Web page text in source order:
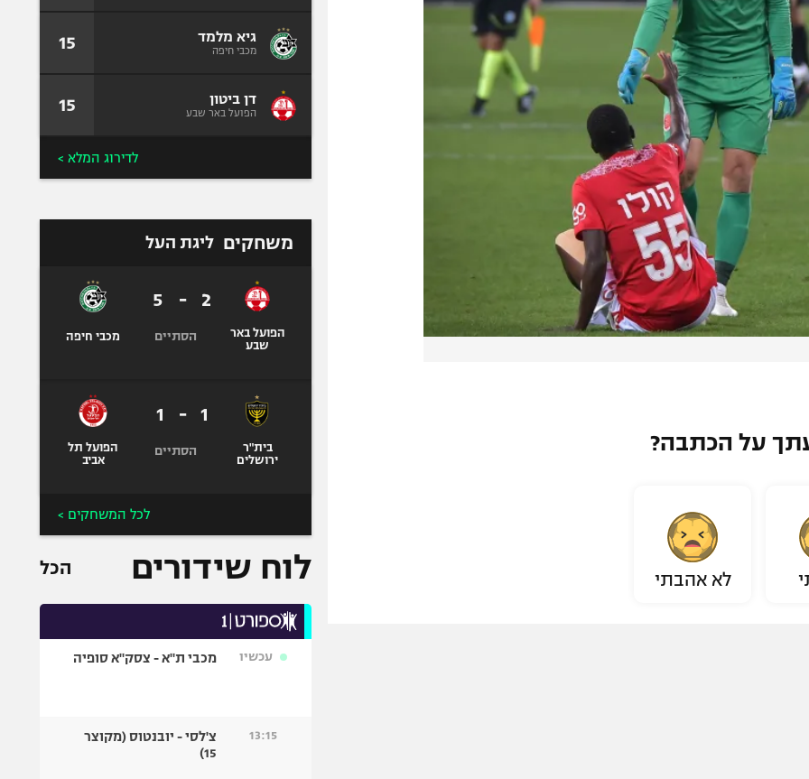
על הכתבה?
לא אהבתי
גיא מלמד
מכבי חיפה 15
דן ביטון
הפועל באר שבע 15
לדירוג המלא >
משחקים ליגת העל
הפועל באר
שבע
2
-
5
הסתיים מכבי חיפה
בית"ר
ירושלים
1
-
1
הסתיים
הפועל תל
אביב
לכל המשחקים >
לוח שידורים הכל
עכשיו מכבי ת"א - צסק"א סופיה
13:15
צ'לסי - יובנטוס (מקוצר
15)